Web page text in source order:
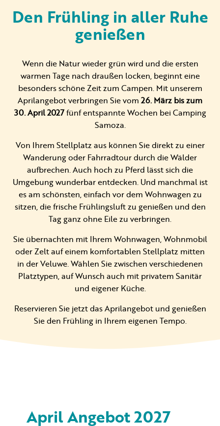
Privat vermietung
+31 (0) 577 411 283
Informationen für Gäste
Contact
Werken bij
Mein Samoza
Den Frühling in aller Ruhe
genießen
Wenn die Natur wieder grün wird und die ersten
warmen Tage nach draußen locken, beginnt eine
besonders schöne Zeit zum Campen. Mit unserem
Aprilangebot verbringen Sie vom 26. März bis zum
30. April 2027fünf entspannte Wochen bei Camping
Samoza.
Von Ihrem Stellplatz aus können Sie direkt zu einer
Wanderung oder Fahrradtour durch die Wälder
aufbrechen. Auch hoch zu Pferd lässt sich die
Umgebung wunderbar entdecken. Und manchmal ist
es am schönsten, einfach vor dem Wohnwagen zu
sitzen, die frische Frühlingsluft zu genießen und den
Tag ganz ohne Eile zu verbringen.
Sie übernachten mit Ihrem Wohnwagen, Wohnmobil
oder Zelt auf einem komfortablen Stellplatz mitten
in der Veluwe. Wählen Sie zwischen verschiedenen
Platztypen, auf Wunsch auch mit privatem Sanitär
und eigener Küche.
Reservieren Sie jetzt das Aprilangebot und genießen
Sie den Frühling in Ihrem eigenen Tempo.
April Angebot 2027